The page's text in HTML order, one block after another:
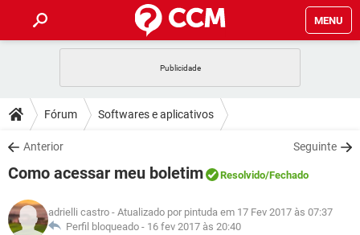
MENU
CELULAR FACEBOOK
OUTLOOK
INSTAGRAM GMAIL
GUIA DE COMPRAS
DICAS
JOGOS WHATSAPP
INSTAGRAM GMAIL
DOWNLOADS
JOGOS WHATSAPP
CELULAR
OUTLOOK EXCEL
JOGOS WHATSAPP
GLOSSÁRIO
Fórum Softwares e aplicativos
Anterior Seguinte
Como acessar meu boletim Resolvido/Fechado
adrielli castro - Atualizado por pintuda em 17 Fev 2017 às 07:37
Perfil bloqueado - 16 fev 2017 às 20:40